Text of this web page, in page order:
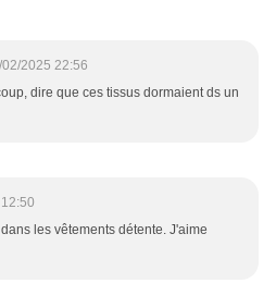
2025 22:56
dire que ces tissus dormaient ds un
les vêtements détente. J'aime